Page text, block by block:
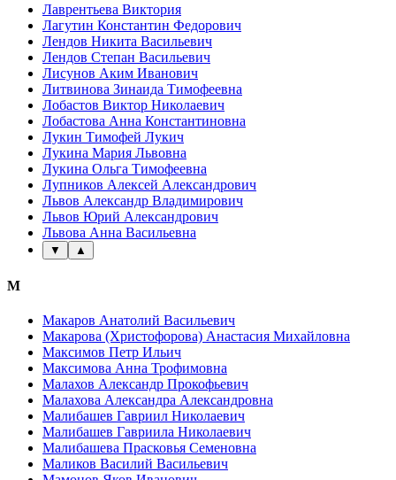
Лаврентьева Виктория
Лагутин Константин Федорович
Лендов Никита Васильевич
Лендов Степан Васильевич
Лисунов Аким Иванович
Литвинова Зинаида Тимофеевна
Лобастов Виктор Николаевич
Лобастова Анна Константиновна
Лукин Тимофей Лукич
Лукина Мария Львовна
Лукина Ольга Тимофеевна
Лупников Алексей Александрович
Львов Александр Владимирович
Львов Юрий Александрович
Львова Анна Васильевна
▼ ▲
М
Макаров Анатолий Васильевич
Макарова (Христофорова) Анастасия Михайловна
Максимов Петр Ильич
Максимова Анна Трофимовна
Малахов Александр Прокофьевич
Малахова Александра Александровна
Малибашев Гавриил Николаевич
Малибашев Гавриила Николаевич
Малибашева Прасковья Семеновна
Маликов Василий Васильевич